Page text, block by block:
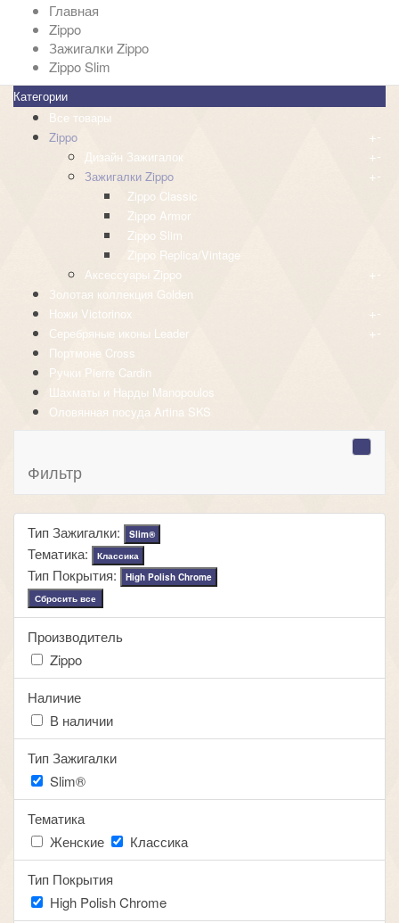
Главная
Zippo
Зажигалки Zippo
Zippo Slim
Категории
Все товары
Zippo
+-
Дизайн Зажигалок +-
Зажигалки Zippo +-
Zippo Classic
Zippo Armor
Zippo Slim
Zippo Replica/Vintage
Аксессуары Zippo
+-
Золотая коллекция Golden
Ножи Victorinox
+-
Серебряные иконы Leader +-
Портмоне Cross
Ручки Pierre Cardin
Шахматы и Нарды Manopoulos
Оловянная посуда Artina SKS
Фильтр
Тип Зажигалки: Slim®
Тематика: Классика
Тип Покрытия:
High Polish Chrome
Сбросить все
Производитель
Zippo
Наличие
В наличии
Тип Зажигалки
Slim®
Тематика
Женские
Классика
Тип Покрытия
High Polish Chrome